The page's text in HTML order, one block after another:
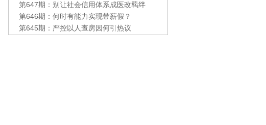
第647期：别让社会信用体系成医改羁绊
第646期：何时有能力实现带薪假？
第645期：严控以人查房因何引热议